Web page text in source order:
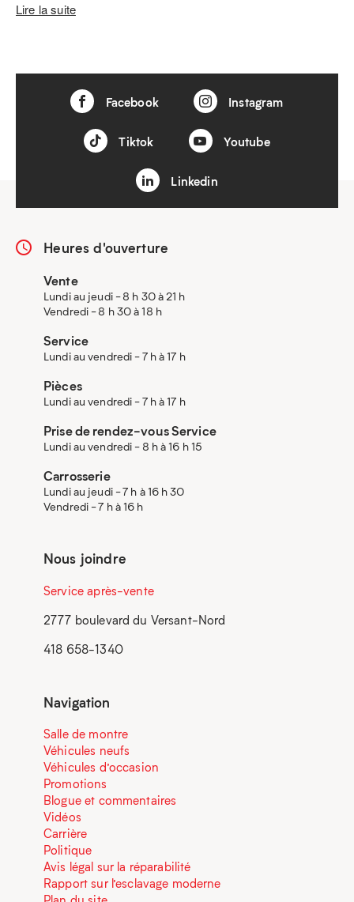
Lire la suite
Facebook Instagram
Tiktok Youtube
Linkedin
Heures d'ouverture
Vente
Lundi au jeudi - 8 h 30 à 21 h
Vendredi - 8 h 30 à 18 h
Service
Lundi au vendredi - 7 h à 17 h
Pièces
Lundi au vendredi - 7 h à 17 h
Prise de rendez-vous Service
Lundi au vendredi - 8 h à 16 h 15
Carrosserie
Lundi au jeudi - 7 h à 16 h 30
Vendredi - 7 h à 16 h
Nous joindre
Service après-vente
2777 boulevard du Versant-Nord
418 658-1340
Navigation
Salle de montre
Véhicules neufs
Véhicules d’occasion
Promotions
Blogue et commentaires
Vidéos
Carrière
Politique
Avis légal sur la réparabilité
Rapport sur l’esclavage moderne